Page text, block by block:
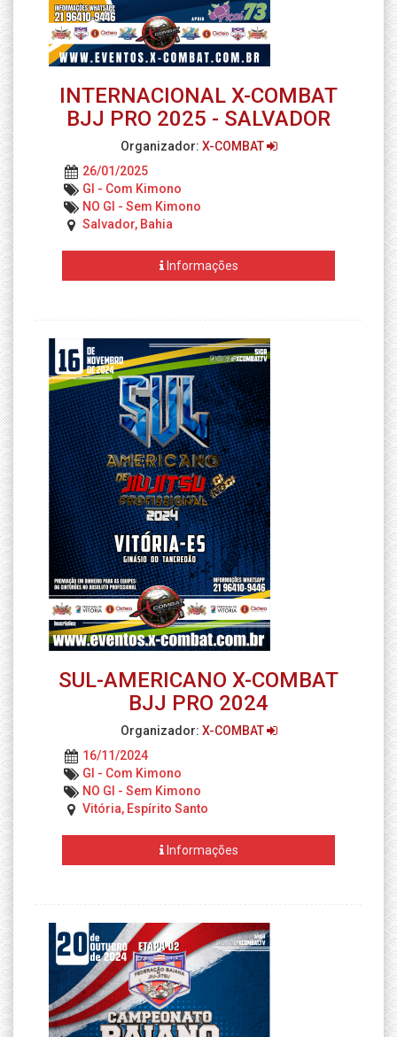
INTERNACIONAL X-COMBAT
BJJ PRO 2025 - SALVADOR
Organizador: X-COMBAT
26/01/2025
GI - Com Kimono
NO GI - Sem Kimono
Salvador, Bahia
Informações
SUL-AMERICANO X-COMBAT
BJJ PRO 2024
Organizador: X-COMBAT
16/11/2024
GI - Com Kimono
NO GI - Sem Kimono
Vitória, Espírito Santo
Informações